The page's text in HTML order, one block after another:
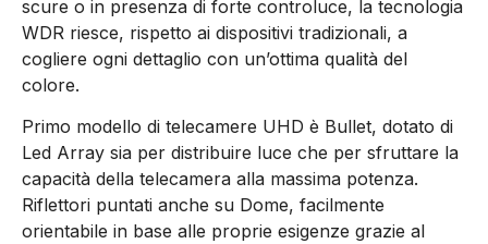
scure o in presenza di forte controluce, la tecnologia
WDR riesce, rispetto ai dispositivi tradizionali, a
cogliere ogni dettaglio con un’ottima qualità del
colore.
Primo modello di telecamere UHD è Bullet, dotato di
Led Array sia per distribuire luce che per sfruttare la
capacità della telecamera alla massima potenza.
Riflettori puntati anche su Dome, facilmente
orientabile in base alle proprie esigenze grazie al